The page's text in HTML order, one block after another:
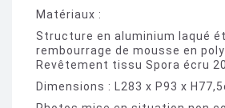
Matériaux :
Structure en aluminium laqué
rembourrage de mousse en
Revêtement tissu Spora écru
Dimensions : L283 x P93 x